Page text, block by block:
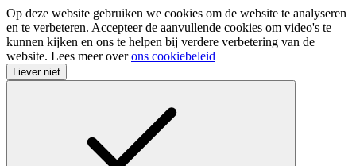
Op deze website gebruiken we cookies om de website te analyseren
en te verbeteren. Accepteer de aanvullende cookies om video's te
kunnen kijken en ons te helpen bij verdere verbetering van de
website. Lees meer overons cookiebeleid
Liever niet